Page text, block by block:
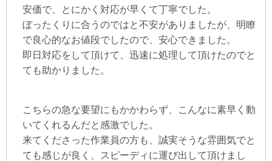
安価で、とにかく対応が早くて丁寧でした。
ぼったくりに合うのではと不安がありましたが、明瞭
で良心的なお値段でしたので、安心できました。
即日対応をして頂けて、迅速に処理して頂けたのでと
ても助かりました。
こちらの急な要望にもかかわらず、こんなに素早く動
いてくれるんだと感激でした。
来てくださった作業員の方も、誠実そうな雰囲気でと
ても感じが良く、スピーディに運び出して頂けまし